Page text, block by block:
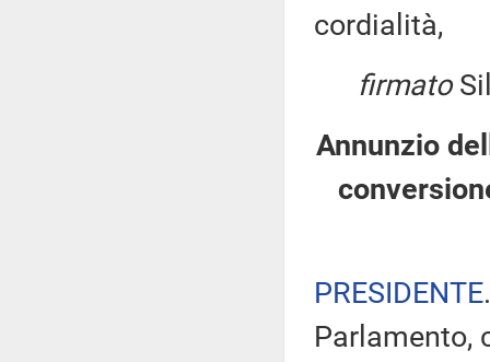
cordialità,
firmato
Annunzio
PRESIDENTE
Parlamento,